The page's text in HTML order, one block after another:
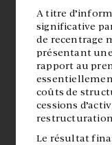
A titre
significative
de recentrage
présentant
rapport au
coûts de
cessions
Le résultat